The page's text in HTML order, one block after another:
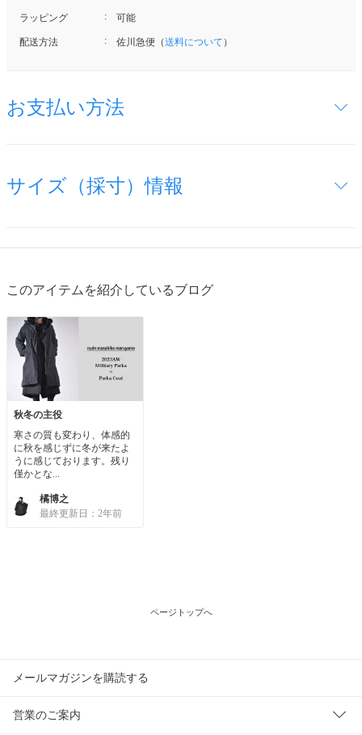
ラッピング 可能
配送方法 佐川急便（送料について ）
お支払い方法
サイズ（採寸）情報
このアイテムを紹介しているブログ
秋冬の主役
寒さの質も変わり、体感的
に秋を感じずに冬が来たよ
うに感じております。残り
僅かとな...
橘博之
最終更新日：2年前
ページトップへ
メールマガジンを購読する
営業のご案内